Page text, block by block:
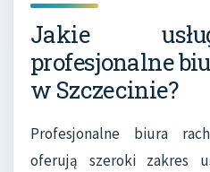
Jakie
profesjonalne
w Szczecinie?
Profesjonalne biura
oferują szeroki zakres